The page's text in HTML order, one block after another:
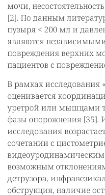
мочи,
[2]. По данным
пузыря < 200 мл и
являются
повреждения верхних
пациентов с
В рамках исследования
оценивается
уретрой или мышцами
фазы опорожнения [35].
исследования
сочетании с
возможным
детрузора,
обструкция, наличие